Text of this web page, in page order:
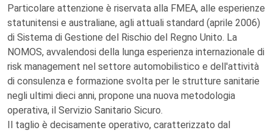
Particolare attenzione è riservata alla FMEA, alle esperienze
statunitensi e australiane, agli attuali standard (aprile 2006)
di Sistema di Gestione del Rischio del Regno Unito. La
NOMOS, avvalendosi della lunga esperienza internazionale di
risk management nel settore automobilistico e dell'attività
di consulenza e formazione svolta per le strutture sanitarie
negli ultimi dieci anni, propone una nuova metodologia
operativa, il Servizio Sanitario Sicuro.
Il taglio è decisamente operativo, caratterizzato dal